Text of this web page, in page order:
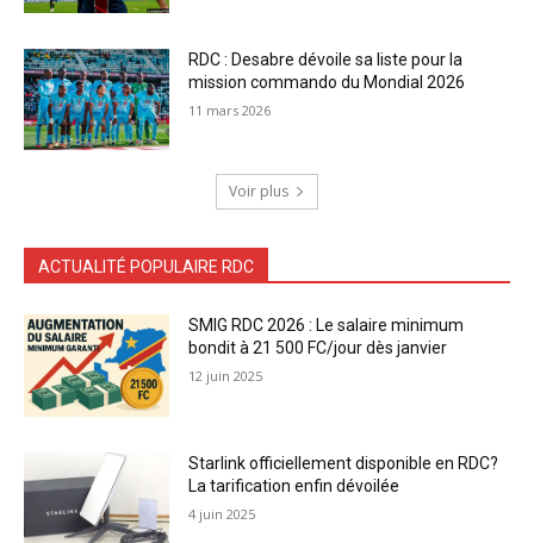
RDC : Desabre dévoile sa liste pour la
mission commando du Mondial 2026
11 mars 2026
Voir plus
ACTUALITÉ POPULAIRE RDC
SMIG RDC 2026 : Le salaire minimum
bondit à 21 500 FC/jour dès janvier
12 juin 2025
Starlink officiellement disponible en RDC?
La tarification enfin dévoilée
4 juin 2025